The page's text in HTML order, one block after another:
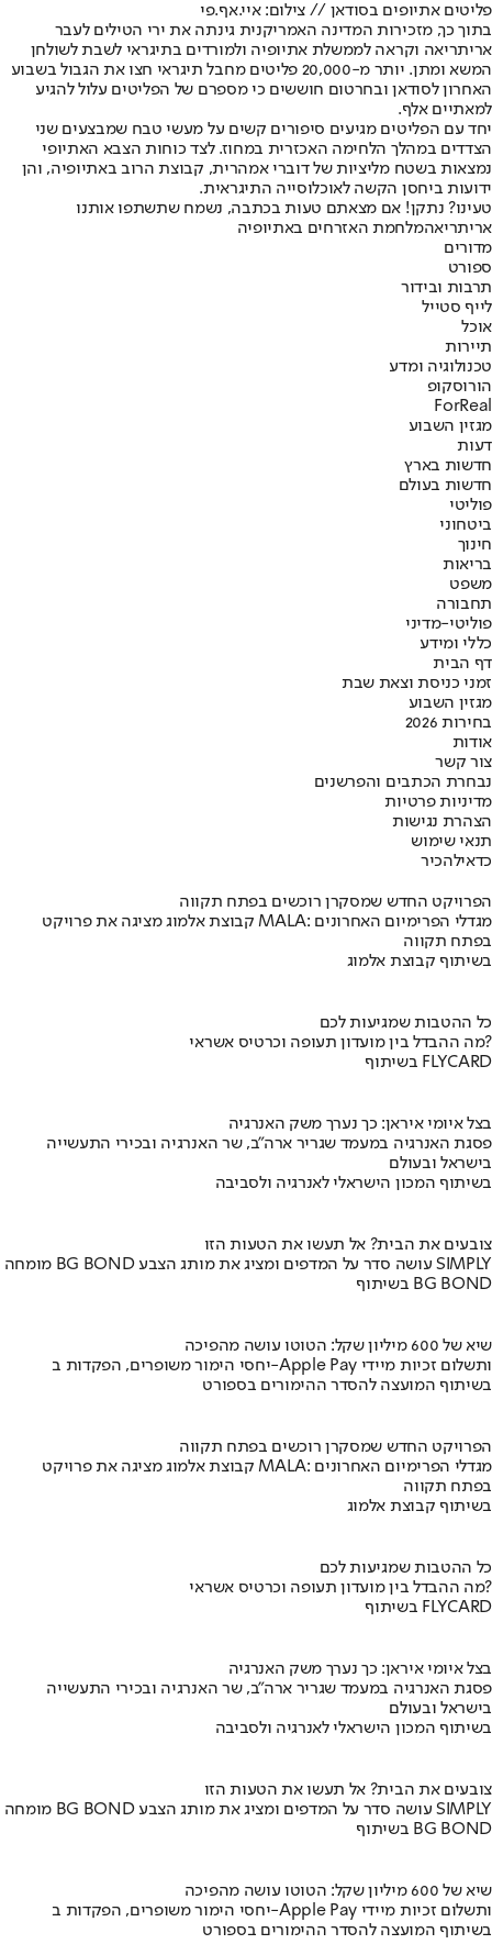
פליטים אתיופים בסודאן // צילום: איי.אף.פי
בתוך כך, מזכירות המדינה האמריקנית גינתה את ירי הטילים לעבר
אריתריאה וקראה לממשלת אתיופיה ולמורדים בתיגראי לשבת לשולחן
המשא ומתן. יותר מ-20,000 פליטים מחבל תיגראי חצו את הגבול בשבוע
האחרון לסודאן ובחרטום חוששים כי מספרם של הפליטים עלול להגיע
למאתיים אלף.
יחד עם הפליטים מגיעים סיפורים קשים על מעשי טבח שמבצעים שני
הצדדים במהלך הלחימה האכזרית במחוז. לצד כוחות הצבא האתיופי
נמצאות בשטח מליציות של דוברי אמהרית, קבוצת הרוב באתיופיה, והן
ידועות ביחסן הקשה לאוכלוסייה התיגראית.
טעינו? נתקן! אם מצאתם טעות בכתבה, נשמח שתשתפו אותנו
אריתריאהמלחמת האזרחים באתיופיה
מדורים
ספורט
תרבות ובידור
לייף סטייל
אוכל
תיירות
טכנולוגיה ומדע
הורוסקופ
ForReal
מגזין השבוע
דעות
חדשות בארץ
חדשות בעולם
פוליטי
ביטחוני
חינוך
בריאות
משפט
תחבורה
פוליטי-מדיני
כללי ומידע
דף הבית
זמני כניסת וצאת שבת
מגזין השבוע
בחירות 2026
אודות
צור קשר
נבחרת הכתבים והפרשנים
מדיניות פרטיות
הצהרת נגישות
תנאי שימוש
כדאילהכיר
הפרויקט החדש שמסקרן רוכשים בפתח תקווה
קבוצת אלמוג מציגה את פרויקט MALA: מגדלי הפרימיום האחרונים
בפתח תקווה
בשיתוף קבוצת אלמוג
כל ההטבות שמגיעות לכם
מה ההבדל בין מועדון תעופה וכרטיס אשראי?
בשיתוף FLYCARD
בצל איומי איראן: כך נערך משק האנרגיה
פסגת האנרגיה במעמד שגריר ארה"ב, שר האנרגיה ובכירי התעשייה
בישראל ובעולם
בשיתוף המכון הישראלי לאנרגיה ולסביבה
צובעים את הבית? אל תעשו את הטעות הזו
מומחה BG BOND עושה סדר על המדפים ומציג את מותג הצבע SIMPLY
בשיתוף BG BOND
שיא של 600 מיליון שקל: הטוטו עושה מהפיכה
יחסי הימור משופרים, הפקדות ב-Apple Pay ותשלום זכיות מיידי
בשיתוף המועצה להסדר ההימורים בספורט
הפרויקט החדש שמסקרן רוכשים בפתח תקווה
קבוצת אלמוג מציגה את פרויקט MALA: מגדלי הפרימיום האחרונים
בפתח תקווה
בשיתוף קבוצת אלמוג
כל ההטבות שמגיעות לכם
מה ההבדל בין מועדון תעופה וכרטיס אשראי?
בשיתוף FLYCARD
בצל איומי איראן: כך נערך משק האנרגיה
פסגת האנרגיה במעמד שגריר ארה"ב, שר האנרגיה ובכירי התעשייה
בישראל ובעולם
בשיתוף המכון הישראלי לאנרגיה ולסביבה
צובעים את הבית? אל תעשו את הטעות הזו
מומחה BG BOND עושה סדר על המדפים ומציג את מותג הצבע SIMPLY
בשיתוף BG BOND
שיא של 600 מיליון שקל: הטוטו עושה מהפיכה
יחסי הימור משופרים, הפקדות ב-Apple Pay ותשלום זכיות מיידי
בשיתוף המועצה להסדר ההימורים בספורט